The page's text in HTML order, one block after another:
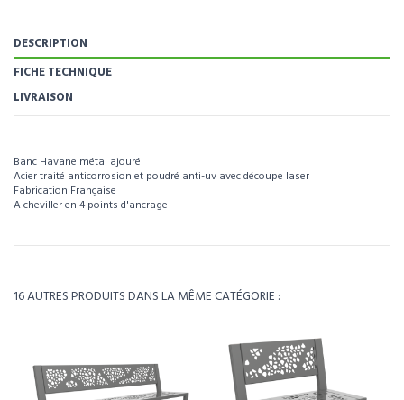
DESCRIPTION
FICHE TECHNIQUE
LIVRAISON
Banc Havane métal ajouré
Acier traité anticorrosion et poudré anti-uv avec découpe laser
Fabrication Française
A cheviller en 4 points d'ancrage
Environ 4 à 5 semaines - À confirmer lors de la
16 AUTRES PRODUITS DANS LA MÊME CATÉGORIE :